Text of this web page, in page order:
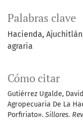
Palabras clave
Hacienda Ajuchitlán
agraria
Cómo citar
Gutiérrez Ugalde,
Agropecuaria De La
Porfiriato». Sillares.